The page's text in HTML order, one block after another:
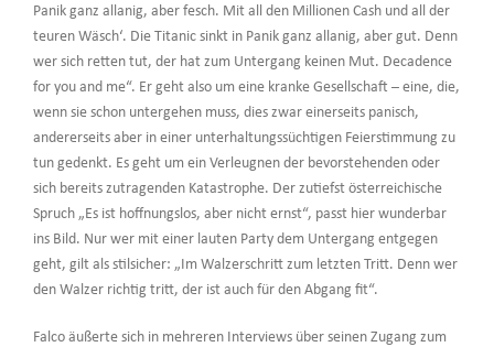
Panik ganz allanig, aber fesch. Mit all den Millionen Cash und all der
teuren Wäsch‘. Die Titanic sinkt in Panik ganz allanig, aber gut. Denn
wer sich retten tut, der hat zum Untergang keinen Mut. Decadence
for you and me“. Er geht also um eine kranke Gesellschaft – eine, die,
wenn sie schon untergehen muss, dies zwar einerseits panisch,
andererseits aber in einer unterhaltungssüchtigen Feierstimmung zu
tun gedenkt. Es geht um ein Verleugnen der bevorstehenden oder
sich bereits zutragenden Katastrophe. Der zutiefst österreichische
Spruch „Es ist hoffnungslos, aber nicht ernst“, passt hier wunderbar
ins Bild. Nur wer mit einer lauten Party dem Untergang entgegen
geht, gilt als stilsicher: „Im Walzerschritt zum letzten Tritt. Denn wer
den Walzer richtig tritt, der ist auch für den Abgang fit“.
Falco äußerte sich in mehreren Interviews über seinen Zugang zum